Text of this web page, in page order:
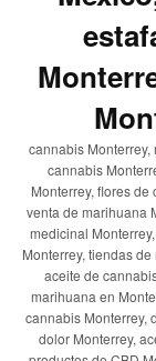
cannabis Monterrey,
cannabis
Monterrey, flores
venta de marihuana
medicinal
Monterrey, tiendas
aceite de
marihuana en
cannabis Monterrey,
dolor Monterrey,